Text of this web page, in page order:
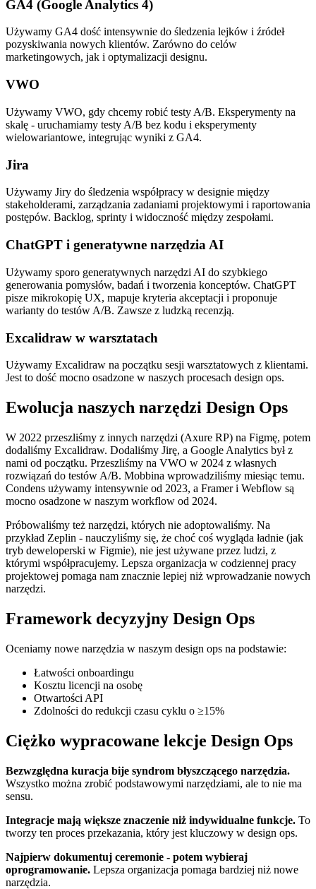
GA4 (Google Analytics 4)
Używamy GA4 dość intensywnie do śledzenia lejków i źródeł
pozyskiwania nowych klientów. Zarówno do celów
marketingowych, jak i optymalizacji designu.
VWO
Używamy VWO, gdy chcemy robić testy A/B. Eksperymenty na
skalę - uruchamiamy testy A/B bez kodu i eksperymenty
wielowariantowe, integrując wyniki z GA4.
Jira
Używamy Jiry do śledzenia współpracy w designie między
stakeholderami, zarządzania zadaniami projektowymi i raportowania
postępów. Backlog, sprinty i widoczność między zespołami.
ChatGPT i generatywne narzędzia AI
Używamy sporo generatywnych narzędzi AI do szybkiego
generowania pomysłów, badań i tworzenia konceptów. ChatGPT
pisze mikrokopię UX, mapuje kryteria akceptacji i proponuje
warianty do testów A/B. Zawsze z ludzką recenzją.
Excalidraw w warsztatach
Używamy Excalidraw na początku sesji warsztatowych z klientami.
Jest to dość mocno osadzone w naszych procesach design ops.
Ewolucja naszych narzędzi Design Ops
W 2022 przeszliśmy z innych narzędzi (Axure RP) na Figmę, potem
dodaliśmy Excalidraw. Dodaliśmy Jirę, a Google Analytics był z
nami od początku. Przeszliśmy na VWO w 2024 z własnych
rozwiązań do testów A/B. Mobbina wprowadziliśmy miesiąc temu.
Condens używamy intensywnie od 2023, a Framer i Webflow są
mocno osadzone w naszym workflow od 2024.
Próbowaliśmy też narzędzi, których nie adoptowaliśmy. Na
przykład Zeplin - nauczyliśmy się, że choć coś wygląda ładnie (jak
tryb deweloperski w Figmie), nie jest używane przez ludzi, z
którymi współpracujemy. Lepsza organizacja w codziennej pracy
projektowej pomaga nam znacznie lepiej niż wprowadzanie nowych
narzędzi.
Framework decyzyjny Design Ops
Oceniamy nowe narzędzia w naszym design ops na podstawie:
Łatwości onboardingu
Kosztu licencji na osobę
Otwartości API
Zdolności do redukcji czasu cyklu o ≥15%
Ciężko wypracowane lekcje Design Ops
Bezwzględna kuracja bije syndrom błyszczącego narzędzia.
Wszystko można zrobić podstawowymi narzędziami, ale to nie ma
sensu.
Integracje mają większe znaczenie niż indywidualne funkcje. To
tworzy ten proces przekazania, który jest kluczowy w design ops.
Najpierw dokumentuj ceremonie - potem wybieraj
oprogramowanie. Lepsza organizacja pomaga bardziej niż nowe
narzędzia.